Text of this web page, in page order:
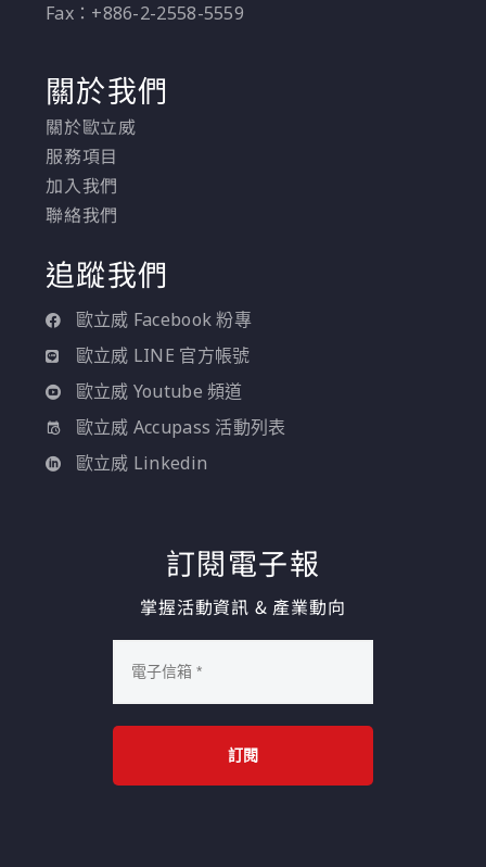
Fax：+886-2-2558-5559
關於我們
關於歐立威
服務項目
加入我們
聯絡我們
追蹤我們
歐立威 Facebook 粉專
歐立威 LINE 官方帳號
歐立威 Youtube 頻道
歐立威 Accupass 活動列表
歐立威 Linkedin
訂閱電子報
掌握活動資訊 & 產業動向
訂閱